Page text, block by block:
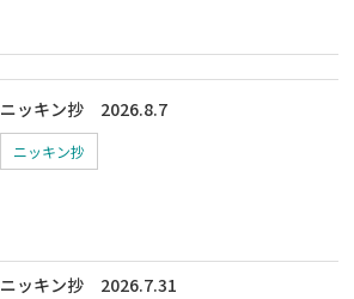
ニッキン抄 2026.8.7
ニッキン抄
ニッキン抄 2026.7.31